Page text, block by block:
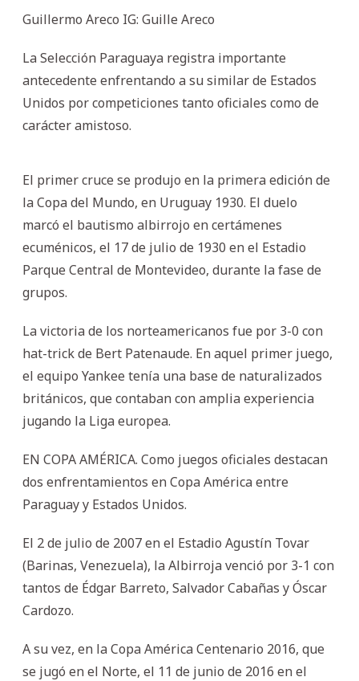
Guillermo Areco IG: Guille Areco
La Selección Paraguaya registra importante
antecedente enfrentando a su similar de Estados
Unidos por competiciones tanto oficiales como de
carácter amistoso.
El primer cruce se produjo en la primera edición de
la Copa del Mundo, en Uruguay 1930. El duelo
marcó el bautismo albirrojo en certámenes
ecuménicos, el 17 de julio de 1930 en el Estadio
Parque Central de Montevideo, durante la fase de
grupos.
La victoria de los norteamericanos fue por 3-0 con
hat-trick de Bert Patenaude. En aquel primer juego,
el equipo Yankee tenía una base de naturalizados
británicos, que contaban con amplia experiencia
jugando la Liga europea.
EN COPA AMÉRICA. Como juegos oficiales destacan
dos enfrentamientos en Copa América entre
Paraguay y Estados Unidos.
El 2 de julio de 2007 en el Estadio Agustín Tovar
(Barinas, Venezuela), la Albirroja venció por 3-1 con
tantos de Édgar Barreto, Salvador Cabañas y Óscar
Cardozo.
A su vez, en la Copa América Centenario 2016, que
se jugó en el Norte, el 11 de junio de 2016 en el